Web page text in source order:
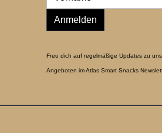
Anmelden
Freu dich auf regelmäßige Updates zu
Angeboten im Atlas Smart Snacks